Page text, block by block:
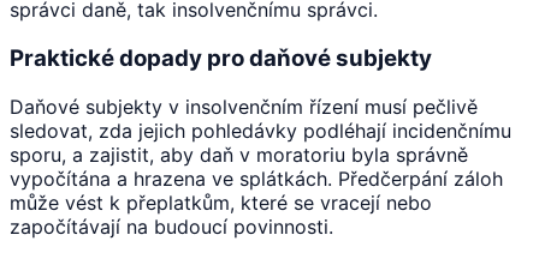
správci daně, tak insolvenčnímu správci.
Praktické dopady pro daňové subjekty
Daňové subjekty v insolvenčním řízení musí pečlivě
sledovat, zda jejich pohledávky podléhají incidenčnímu
sporu, a zajistit, aby daň v moratoriu byla správně
vypočítána a hrazena ve splátkách. Předčerpání záloh
může vést k přeplatkům, které se vracejí nebo
započítávají na budoucí povinnosti.